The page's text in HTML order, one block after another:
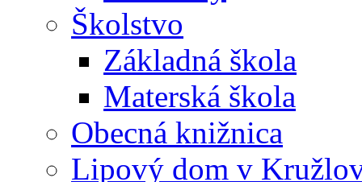
Školstvo
Základná škola
Materská škola
Obecná knižnica
Lipový dom v